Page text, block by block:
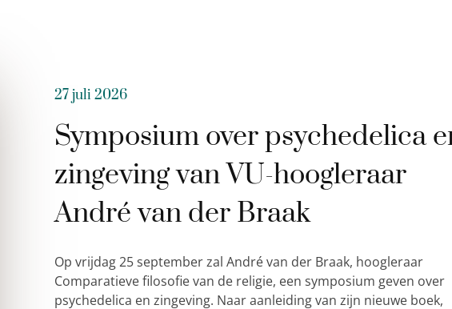
27 juli 2026
Symposium over psychedelica
zingeving van VU-hoogleraar
André van der Braak
Op vrijdag 25 september zal André van der Braak, hoogleraar
Comparatieve filosofie van de religie, een symposium geven over
psychedelica en zingeving. Naar aanleiding van zijn nieuwe boek,